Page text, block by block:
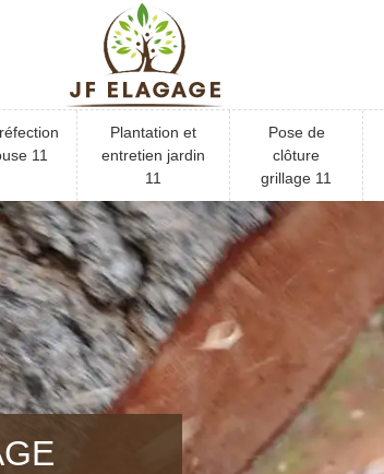
11
Plantation et
entretien jardin
11
Pose de
clôture
grillage 11